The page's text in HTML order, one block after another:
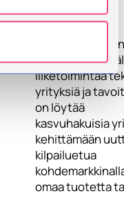
nostamiseksi.
Alueella on hyvin
vähän
liiketoimintaa
yrityksiä ja
on löytää
kasvuhakuisia
kehittämään
kilpailuetua
omaa tuotetta